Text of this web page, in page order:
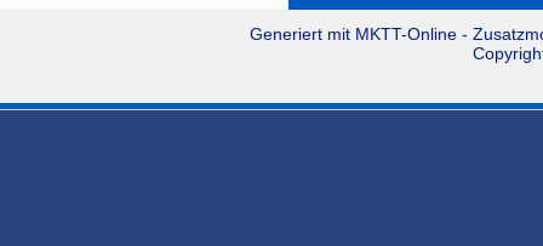
Generiert mit MKTT-Online-